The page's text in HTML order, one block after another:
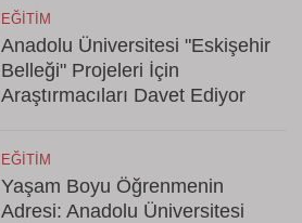
EĞITIM
Anadolu Üniversitesi "Eskişehir
Belleği" Projeleri İçin
Araştırmacıları Davet Ediyor
EĞITIM
Yaşam Boyu Öğrenmenin
Adresi: Anadolu Üniversitesi